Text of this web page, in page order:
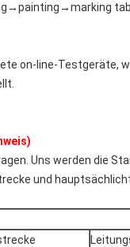
on-line-Testgeräte,
Uns werden die
und